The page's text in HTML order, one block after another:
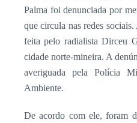
Palma foi denunciada por
que circula nas redes
feita pelo radialista Dirceu
cidade norte-mineira. A
averiguada pela Polícia
Ambiente.
De acordo com ele, foram